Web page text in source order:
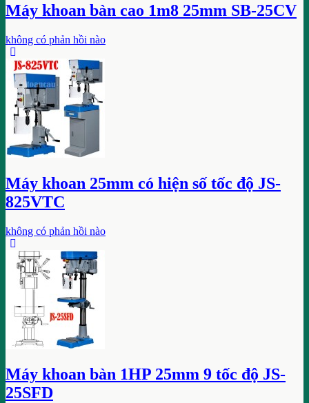
Máy khoan bàn cao 1m8 25mm SB-25CV
không có phản hồi nào
Máy khoan 25mm có hiện số tốc độ JS-
825VTC
không có phản hồi nào
Máy khoan bàn 1HP 25mm 9 tốc độ JS-
25SFD